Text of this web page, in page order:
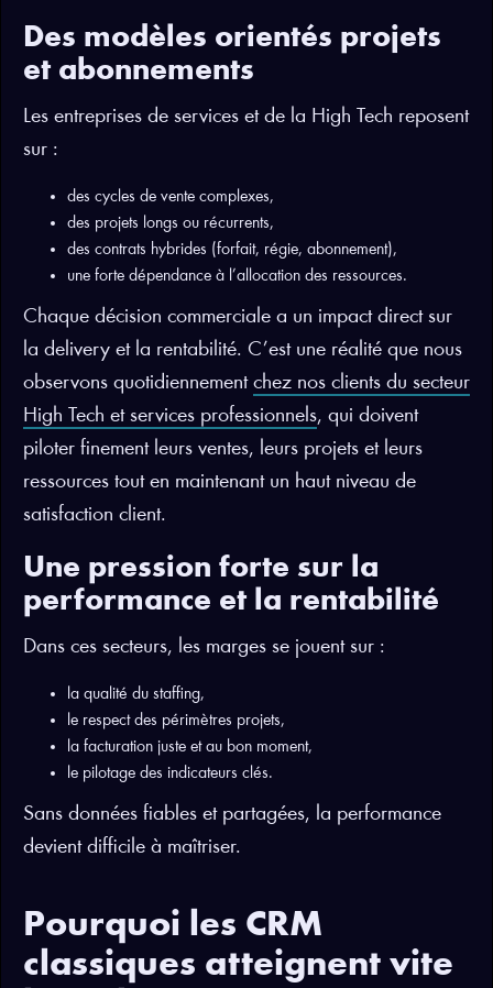
Des modèles orientés projets
et abonnements
Les entreprises de services et de la High Tech reposent
sur :
des cycles de vente complexes,
des projets longs ou récurrents,
des contrats hybrides (forfait, régie, abonnement),
une forte dépendance à l’allocation des ressources.
Chaque décision commerciale a un impact direct sur
la delivery et la rentabilité. C’est une réalité que nous
observons quotidiennement chez nos clients du secteur
High Tech et services professionnels, qui doivent
piloter finement leurs ventes, leurs projets et leurs
ressources tout en maintenant un haut niveau de
satisfaction client.
Une pression forte sur la
performance et la rentabilité
Dans ces secteurs, les marges se jouent sur :
la qualité du staffing,
le respect des périmètres projets,
la facturation juste et au bon moment,
le pilotage des indicateurs clés.
Sans données fiables et partagées, la performance
devient difficile à maîtriser.
Pourquoi les CRM
classiques atteignent vite